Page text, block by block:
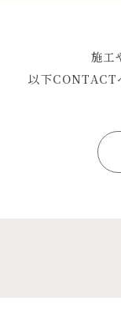
施工
以下CONTACT